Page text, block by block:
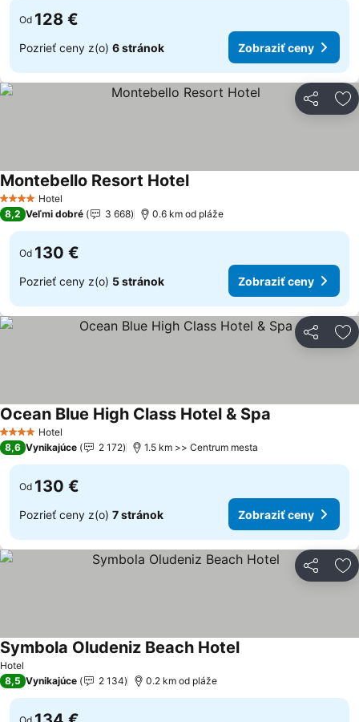
Od 128 €
Pozrieť ceny z(o) 6 stránok Zobraziť ceny
Zdieľať
4 Počet hviezdičiek
Hotel
Montebello Resort HotelZobraziť ceny
8,2 Veľmi dobré 3 668 0.6 km od pláže
Od 130 €
Pozrieť ceny z(o) 5 stránok Zobraziť ceny
Zdieľať
4 Počet hviezdičiek
Hotel
Ocean Blue High Class Hotel & Spa
8,6 Vynikajúce 2 172 1.5 km >> Centrum mesta
Od 130 €
Pozrieť ceny z(o) 7 stránok Zobraziť ceny
Zdieľať
Hotel
Symbola Oludeniz Beach HotelZobraziť ceny
8,5 Vynikajúce 2 134 0.2 km od pláže
Od